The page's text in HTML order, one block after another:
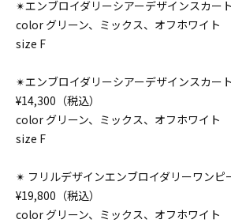
✴︎エンブロイダリーシアーデザインスカート
color グリーン、ミックス、オフホワイト
size F
✴︎エンブロイダリーシアーデザインスカート
¥14,300（税込）
color グリーン、ミックス、オフホワイト
size F
✴︎ フリルデザインエンブロイダリーワンピ
¥19,800（税込）
color グリーン、ミックス、オフホワイト